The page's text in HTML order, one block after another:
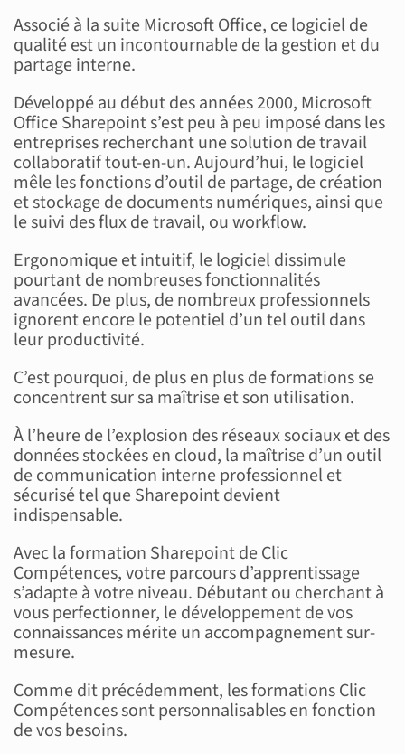
Associé à la suite Microsoft Office, ce logiciel de
qualité est un incontournable de la gestion et du
partage interne.
Développé au début des années 2000, Microsoft
Office Sharepoint s’est peu à peu imposé dans les
entreprises recherchant une solution de travail
collaboratif tout-en-un. Aujourd’hui, le logiciel
mêle les fonctions d’outil de partage, de création
et stockage de documents numériques, ainsi que
le suivi des flux de travail, ou workflow.
Ergonomique et intuitif, le logiciel dissimule
pourtant de nombreuses fonctionnalités
avancées. De plus, de nombreux professionnels
ignorent encore le potentiel d’un tel outil dans
leur productivité.
C’est pourquoi, de plus en plus de formations se
concentrent sur sa maîtrise et son utilisation.
À l’heure de l’explosion des réseaux sociaux et des
données stockées en cloud, la maîtrise d’un outil
de communication interne professionnel et
sécurisé tel que Sharepoint devient
indispensable.
Avec la formation Sharepoint de Clic
Compétences, votre parcours d’apprentissage
s’adapte à votre niveau. Débutant ou cherchant à
vous perfectionner, le développement de vos
connaissances mérite un accompagnement sur-
mesure.
Comme dit précédemment, les formations Clic
Compétences sont personnalisables en fonction
de vos besoins.